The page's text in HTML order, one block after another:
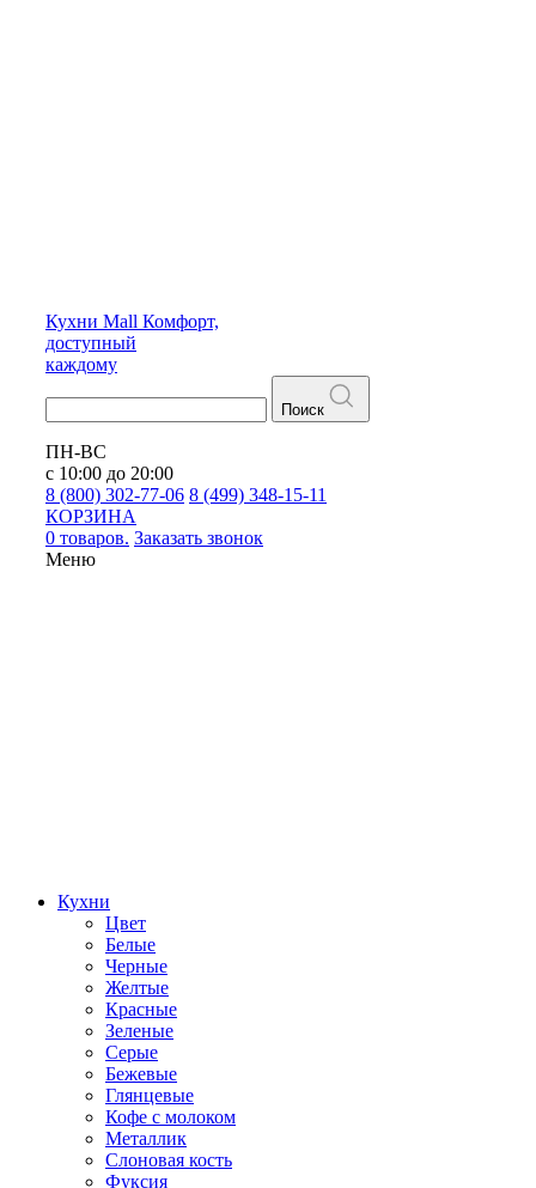
Кухни Mall Комфорт,
доступный
каждому
Поиск
ПН-ВС
с 10:00 до 20:00
8 (800) 302-77-06 8 (499) 348-15-11
КОРЗИНА
0 товаров. Заказать звонок
Меню
Кухни
Цвет
Белые
Черные
Желтые
Красные
Зеленые
Серые
Бежевые
Глянцевые
Кофе с молоком
Металлик
Слоновая кость
Фуксия